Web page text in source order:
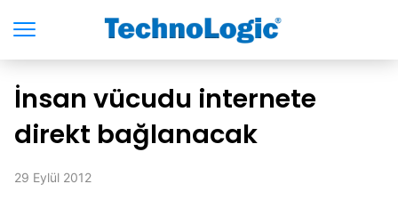
İnsan vücudu internete
direkt bağlanacak
29 Eylül 2012